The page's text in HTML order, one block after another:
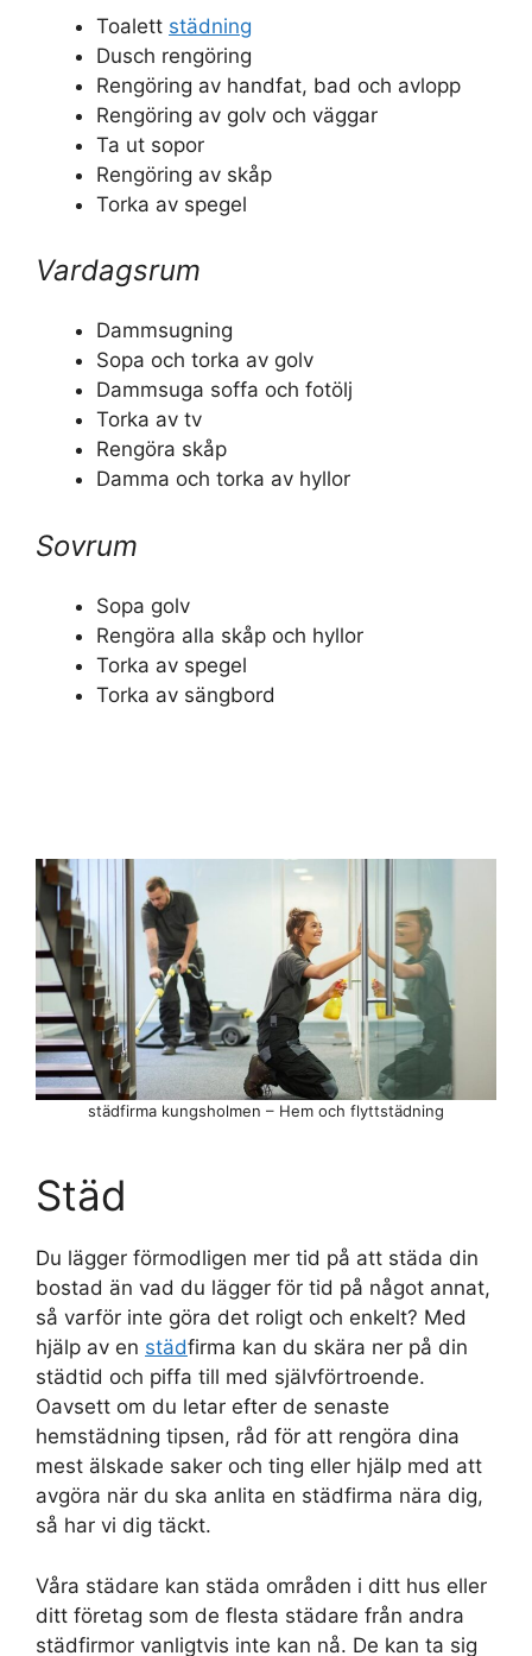
Toalett städning
Dusch rengöring
Rengöring av handfat, bad och avlopp
Rengöring av golv och väggar
Ta ut sopor
Rengöring av skåp
Torka av spegel
Vardagsrum
Dammsugning
Sopa och torka av golv
Dammsuga soffa och fotölj
Torka av tv
Rengöra skåp
Damma och torka av hyllor
Sovrum
Sopa golv
Rengöra alla skåp och hyllor
Torka av spegel
Torka av sängbord
Städ
Du lägger förmodligen mer tid på att städa din
bostad än vad du lägger för tid på något annat,
så varför inte göra det roligt och enkelt? Med
hjälp av en städfirma kan du skära ner på din
städtid och piffa till med självförtroende.
Oavsett om du letar efter de senaste
hemstädning tipsen, råd för att rengöra dina
mest älskade saker och ting eller hjälp med att
avgöra när du ska anlita en städfirma nära dig,
så har vi dig täckt.
Våra städare kan städa områden i ditt hus eller
ditt företag som de flesta städare från andra
städfirmor vanligtvis inte kan nå. De kan ta sig
städfirma kungsholmen – Hem och flyttstädning